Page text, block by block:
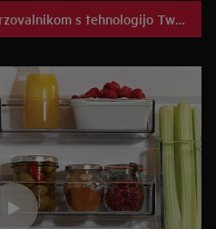
ne nabira led,
poslabša. Sadje in zelenjava
ko ste jih kupili.
Oglejte si hladilnike z zamrzovalnikom s tehnologijo TwinTech+